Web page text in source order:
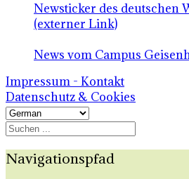
Newsticker des deutschen
(externer Link)
News vom Campus
Impressum - Kontakt
Datenschutz & Cookies
Navigationspfad